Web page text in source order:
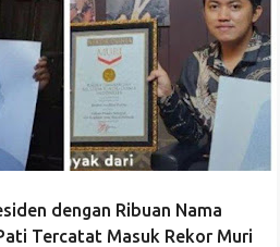
dengan Ribuan Nama
Tercatat Masuk Rekor Muri
PEMUDA PATI REKOR MURI
+